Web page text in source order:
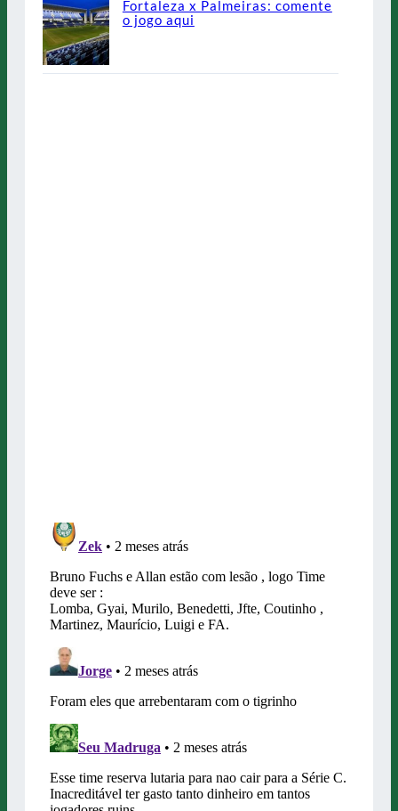
Fortaleza x Palmeiras: comente
o jogo aqui